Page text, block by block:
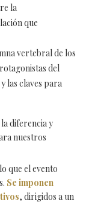
la
que
vertebral de los
del
las claves para
diferencia y
nuestros
que el evento
Se imponen
, dirigidos a un